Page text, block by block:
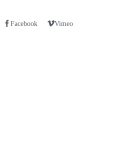
Facebook Vimeo